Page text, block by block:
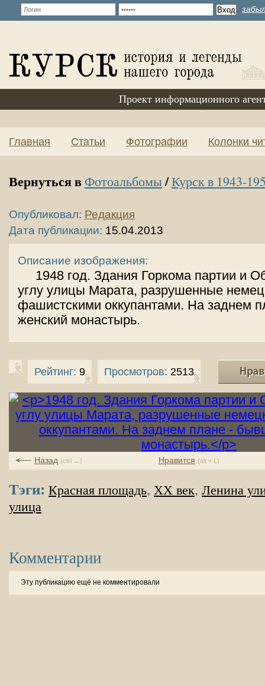
Проект информационного
Главная Статьи Фотографии Колонки
Вернуться в Фотоальбомы/Курск в 1943-
Опубликовал: Редакция
Дата публикации: 15.04.2013
Описание изображения:
1948 год. Здания Горкома партии и
углу улицы Марата, разрушенные
фашистскими оккупантами. На заднем
женский монастырь.
Рейтинг: 9 Просмотров: 2513
Нравится (alt + L)
Назад (ctrl ←)
Тэги: Красная площадь, XX век, Ленина
улица
Комментарии
Эту публикацию ещё не комментировали